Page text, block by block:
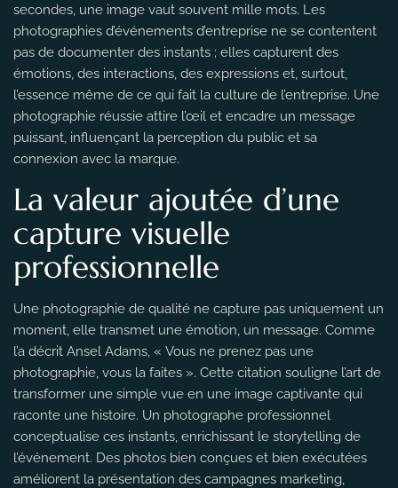
secondes, une image vaut souvent mille mots. Les
photographies d’événements d’entreprise ne se contentent
pas de documenter des instants ; elles capturent des
émotions, des interactions, des expressions et, surtout,
l’essence même de ce qui fait la culture de l’entreprise. Une
photographie réussie attire l’œil et encadre un message
puissant, influençant la perception du public et sa
connexion avec la marque.
La valeur ajoutée d’une
capture visuelle
professionnelle
Une photographie de qualité ne capture pas uniquement un
moment, elle transmet une émotion, un message. Comme
l’a décrit Ansel Adams, « Vous ne prenez pas une
photographie, vous la faites ». Cette citation souligne l’art de
transformer une simple vue en une image captivante qui
raconte une histoire. Un photographe professionnel
conceptualise ces instants, enrichissant le storytelling de
l’événement. Des photos bien conçues et bien exécutées
améliorent la présentation des campagnes marketing,